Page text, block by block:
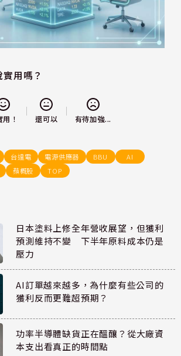
用嗎？
！ 還可以 有待加強...
台達電 電源供應器 BBU
AI
蘋概股 TOP
日本塗料上修全年營收展望，但獲利
預測維持不變 下半年原料成本仍是
壓力
AI訂單越來越多，為什麼有些公司的
獲利反而更難超預期？
功率半導體缺貨正在醞釀？從大廠資
本支出看真正的時間點